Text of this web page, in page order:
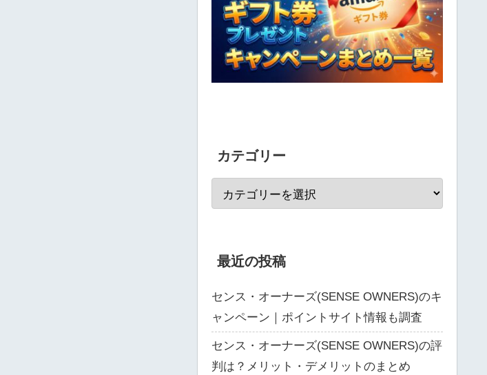
カテゴリー
最近の投稿
センス・オーナーズ(SENSE OWNERS)のキ
ャンペーン｜ポイントサイト情報も調査
センス・オーナーズ(SENSE OWNERS)の評
判は？メリット・デメリットのまとめ